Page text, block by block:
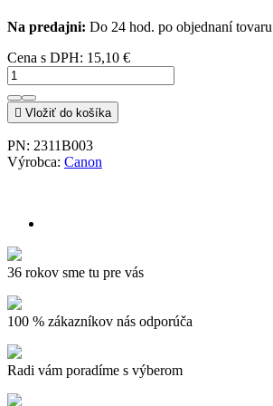
Na predajni: Do 24 hod. po objednaní tovaru
Cena s DPH: 15,10 €
 Vložiť do košíka
PN: 2311B003
Výrobca: Canon
36 rokov sme tu pre vás
100 % zákazníkov nás odporúča
Radi vám poradíme s výberom